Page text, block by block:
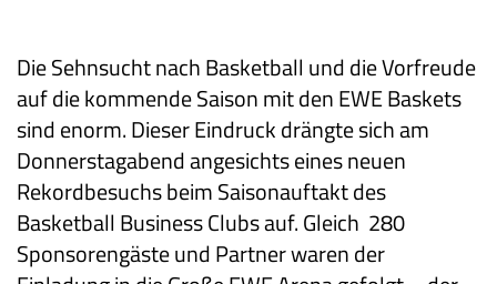
Die Sehnsucht nach Basketball und die Vorfreude
auf die kommende Saison mit den EWE Baskets
sind enorm. Dieser Eindruck drängte sich am
Donnerstagabend angesichts eines neuen
Rekordbesuchs beim Saisonauftakt des
Basketball Business Clubs auf. Gleich 280
Sponsorengäste und Partner waren der